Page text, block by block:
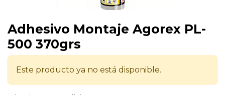
Adhesivo Montaje Agorex PL-
500 370grs
Este producto ya no está disponible.